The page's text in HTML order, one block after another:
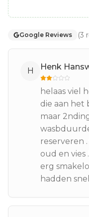
Google Reviews (3
H Henk
helaas viel
die aan het
maar
reserveren
oud en vies
erg
hadden